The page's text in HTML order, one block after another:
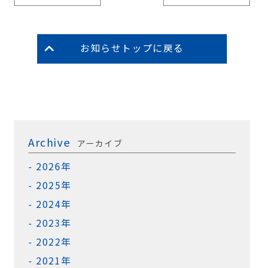
お知らせトップに戻る
Archive アーカイブ
2026年
2025年
2024年
2023年
2022年
2021年